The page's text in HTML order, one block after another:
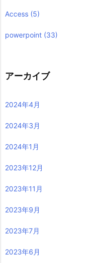
Access (5)
powerpoint (33)
アーカイブ
2024年4月
2024年3月
2024年1月
2023年12月
2023年11月
2023年9月
2023年7月
2023年6月